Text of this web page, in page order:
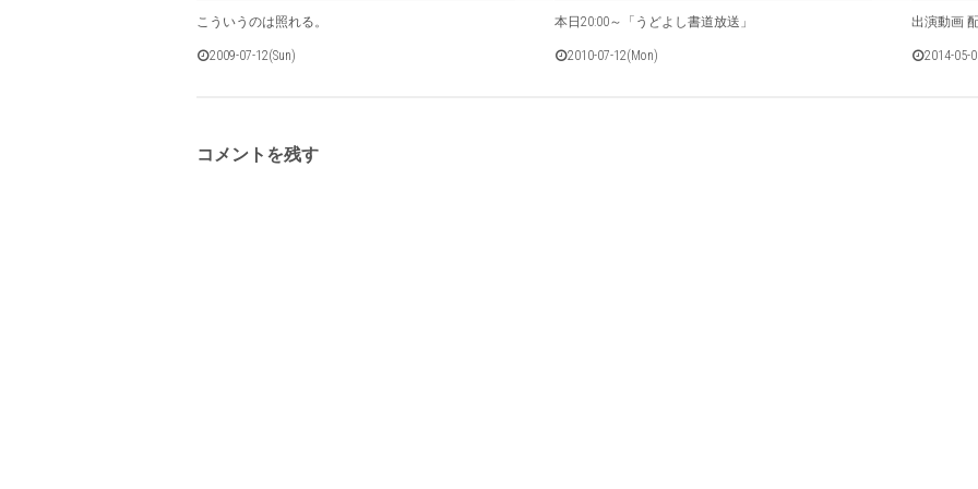
こういうのは照れる。
2009-07-12(Sun)
本日20:00～「うどよし書道放送」
2010-07-12(Mon)
出演動画
2014-05-
コメントを残す